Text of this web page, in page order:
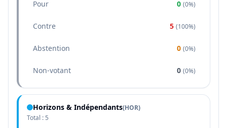
Pour 0 (0%)
Contre 5 (100%)
Abstention 0 (0%)
Non-votant 0 (0%)
Horizons & Indépendants(HOR)
Total : 5